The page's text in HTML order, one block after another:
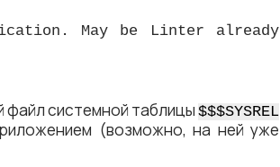
May be Linter already
системной таблицы $$$SYSREL
(возможно, на ней уже